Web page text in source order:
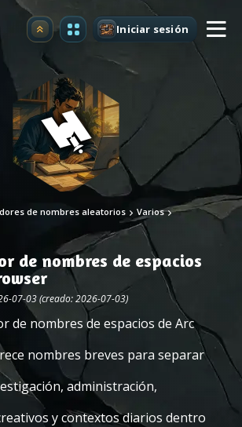
Mejorar Iniciar sesión
de nombres aleatorios Varios
de nombres de espacios
07-03 (creado: 2026-07-03)
de nombres de espacios de Arc
nombres breves para separar
administración,
y contextos diarios dentro